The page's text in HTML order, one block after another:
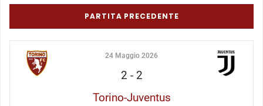
PARTITA PRECEDENTE
24 Maggio 2026
2 - 2
Torino-Juventus